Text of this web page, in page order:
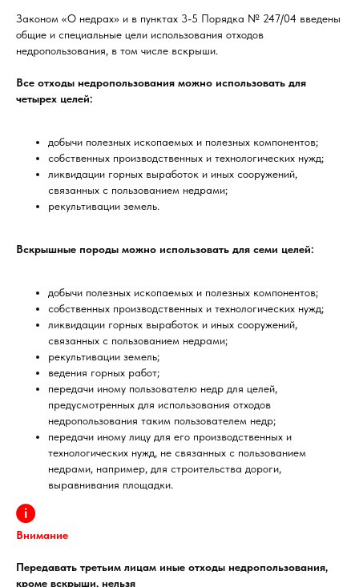
Законом «О недрах» и в пунктах 3-5 Порядка № 247/04 введены
общие и специальные цели использования отходов
недропользования, в том числе вскрыши.
Все отходы недропользования можно использовать для
четырех целей:
добычи полезных ископаемых и полезных компонентов;
собственных производственных и технологических нужд;
ликвидации горных выработок и иных сооружений,
связанных с пользованием недрами;
рекультивации земель.
Вскрышные породы можно использовать для семи целей:
добычи полезных ископаемых и полезных компонентов;
собственных производственных и технологических нужд;
ликвидации горных выработок и иных сооружений,
связанных с пользованием недрами;
рекультивации земель;
ведения горных работ;
передачи иному пользователю недр для целей,
предусмотренных для использования отходов
недропользования таким пользователем недр;
передачи иному лицу для его производственных и
технологических нужд, не связанных с пользованием
недрами, например, для строительства дороги,
выравнивания площадки.
Внимание
Передавать третьим лицам иные отходы недропользования,
кроме вскрыши, нельзя